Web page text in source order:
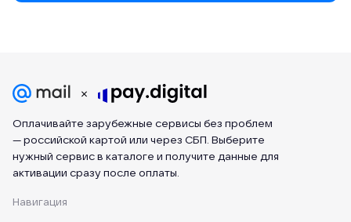
Оплачивайте зарубежные сервисы без проблем
— российской картой или через СБП. Выберите
нужный сервис в каталоге и получите данные для
активации сразу после оплаты.
Навигация